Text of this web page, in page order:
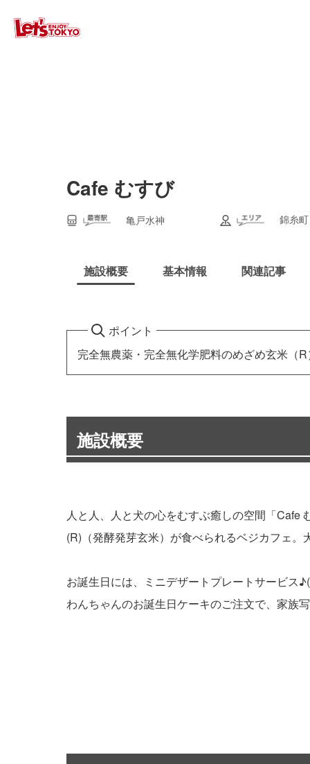
Cafe むすび
亀戸水神 錦糸町
施設概要 基本情報 関連記事
ポイント
完全無農薬・完全無化学肥料のめざめ玄米（
施設概要
人と人、人と犬の心をむすぶ癒しの空間「Cafe
(R)（発酵発芽玄米）が食べられるベジカフェ
お誕生日には、ミニデザートプレートサービス
わんちゃんのお誕生日ケーキのご注文で、家族